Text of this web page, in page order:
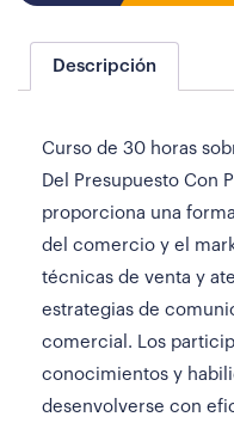
Descripción
Curso de 30 horas
Del Presupuesto Con
proporciona una
del comercio y el
técnicas de venta y
estrategias de
comercial. Los
conocimientos y
desenvolverse con